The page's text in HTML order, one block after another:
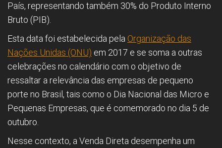
País, representando também 30% do Produto Interno
Bruto (PIB).
Esta data foi estabelecida pela Organização das
Nações Unidas (ONU) em 2017 e se soma a outras
celebrações no calendário com o objetivo de
ressaltar a relevância das empresas de pequeno
porte no Brasil, tais como o Dia Nacional das Micro e
Pequenas Empresas, que é comemorado no dia 5 de
outubro.
Nesse contexto, a Venda Direta desempenha um